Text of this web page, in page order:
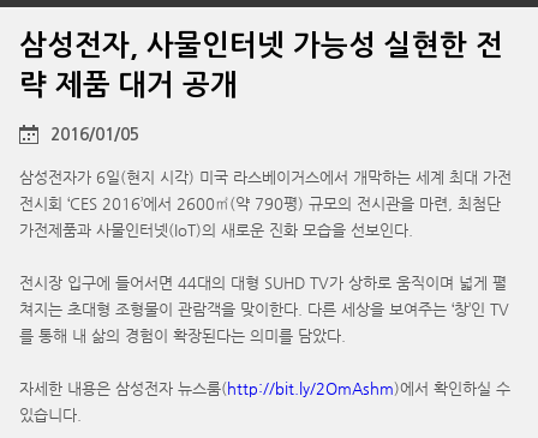
삼성전자, 사물인터넷 가능성 실현한 전
략 제품 대거 공개
2016/01/05
삼성전자가 6일(현지 시각) 미국 라스베이거스에서 개막하는 세계 최대 가전
전시회 ‘CES 2016’에서 2600㎡(약 790평) 규모의 전시관을 마련, 최첨단
가전제품과 사물인터넷(IoT)의 새로운 진화 모습을 선보인다.
전시장 입구에 들어서면 44대의 대형 SUHD TV가 상하로 움직이며 넓게 펼
쳐지는 초대형 조형물이 관람객을 맞이한다. 다른 세상을 보여주는 ‘창’인 TV
를 통해 내 삶의 경험이 확장된다는 의미를 담았다.
자세한 내용은 삼성전자 뉴스룸(http://bit.ly/2OmAshm)에서 확인하실 수
있습니다.